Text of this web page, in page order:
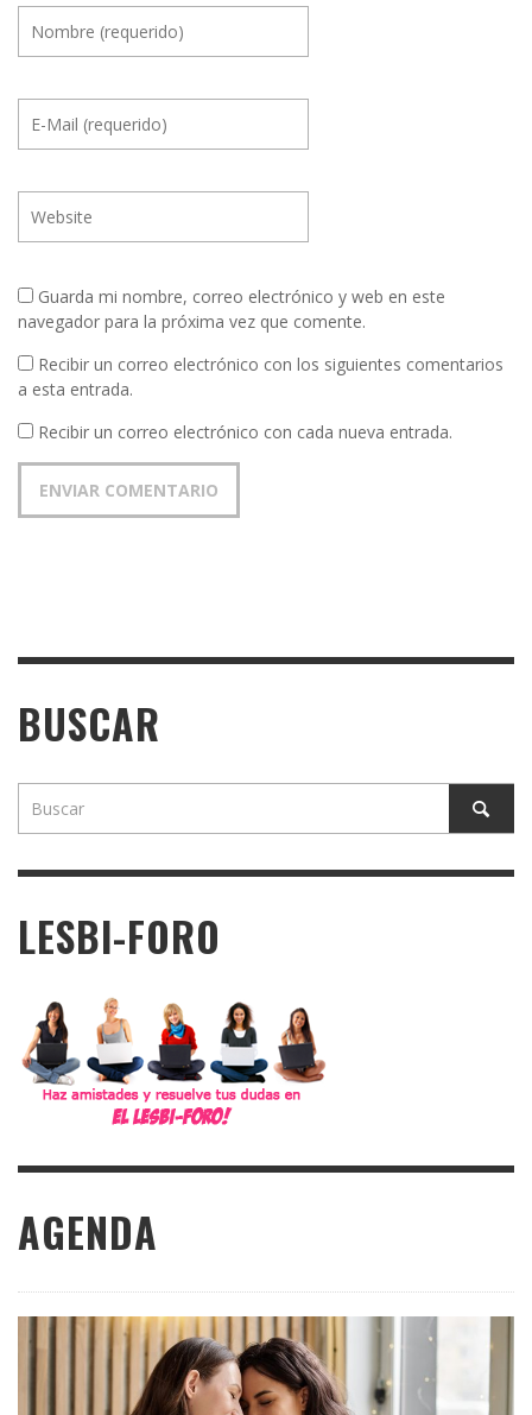
Guarda mi nombre, correo electrónico y web en este
navegador para la próxima vez que comente.
Recibir un correo electrónico con los siguientes comentarios
a esta entrada.
Recibir un correo electrónico con cada nueva entrada.
BUSCAR
LESBI-FORO
AGENDA